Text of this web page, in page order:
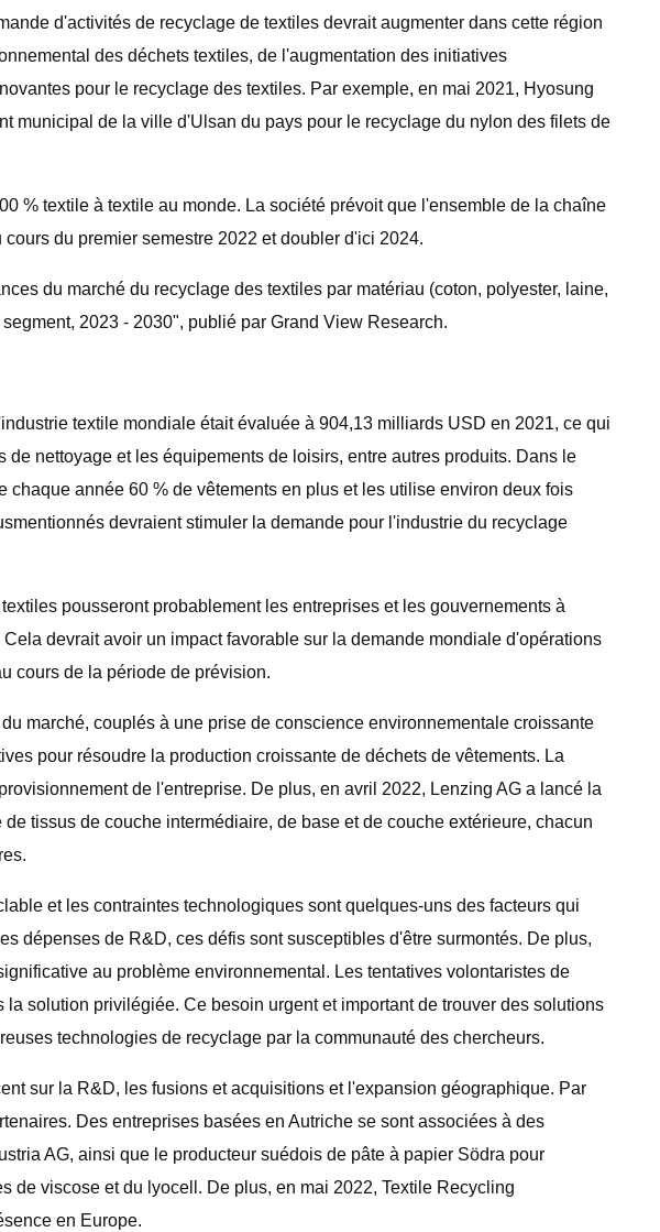
d'activités de recyclage de textiles devrait augmenter dans cette région
des déchets textiles, de l'augmentation des initiatives
pour le recyclage des textiles. Par exemple, en mai 2021, Hyosung
municipal de la ville d'Ulsan du pays pour le recyclage du nylon des filets de
% textile à textile au monde. La société prévoit que l'ensemble de la chaîne
du premier semestre 2022 et doubler d'ici 2024.
du marché du recyclage des textiles par matériau (coton, polyester, laine,
2023 - 2030", publié par Grand View Research.
textile mondiale était évaluée à 904,13 milliards USD en 2021, ce qui
nettoyage et les équipements de loisirs, entre autres produits. Dans le
année 60 % de vêtements en plus et les utilise environ deux fois
devraient stimuler la demande pour l'industrie du recyclage
pousseront probablement les entreprises et les gouvernements à
devrait avoir un impact favorable sur la demande mondiale d'opérations
cours de la période de prévision.
marché, couplés à une prise de conscience environnementale croissante
pour résoudre la production croissante de déchets de vêtements. La
de l'entreprise. De plus, en avril 2022, Lenzing AG a lancé la
tissus de couche intermédiaire, de base et de couche extérieure, chacun
et les contraintes technologiques sont quelques-uns des facteurs qui
dépenses de R&D, ces défis sont susceptibles d'être surmontés. De plus,
au problème environnemental. Les tentatives volontaristes de
solution privilégiée. Ce besoin urgent et important de trouver des solutions
technologies de recyclage par la communauté des chercheurs.
sur la R&D, les fusions et acquisitions et l'expansion géographique. Par
Des entreprises basées en Autriche se sont associées à des
AG, ainsi que le producteur suédois de pâte à papier Södra pour
de viscose et du lyocell. De plus, en mai 2022, Textile Recycling
en Europe.